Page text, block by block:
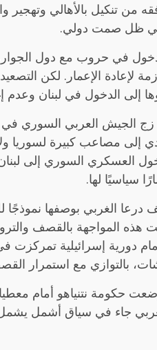
من تنكيل بالأهالي
في ظل صمت دولي.
في حروب مع دول
لإعادة الإعمار. لكن
إلى الدخول في لبنان
زج الجيش العربي السوري
إلى مصاعب كبيرة
العسكري السوري إلى
سياسيًا لها.
الغربي بوصفها نموذجًا
هذه المواجهة بالقصف
دورية إسرائيلية تمركزت
بالتوازي مع استمرار
حكومة نتنياهو أمام
جاء في سياق أشمل